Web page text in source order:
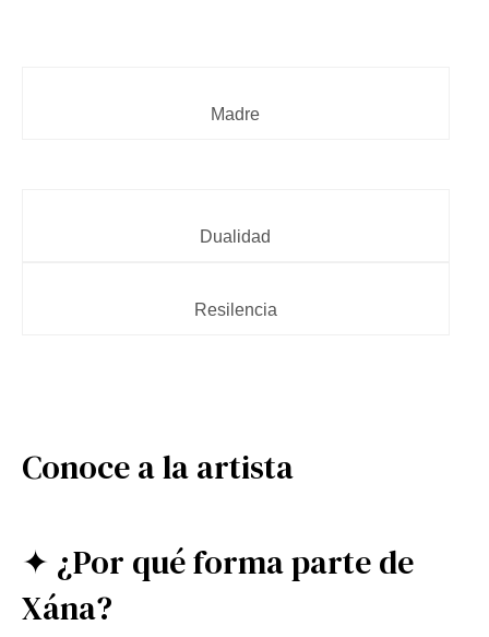
Madre
Dualidad
Resilencia
Conoce a la artista
✦ ¿Por qué forma parte de
Xána?